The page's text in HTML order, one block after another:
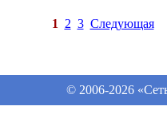
1 2 3 Следующая
© 2006-2026